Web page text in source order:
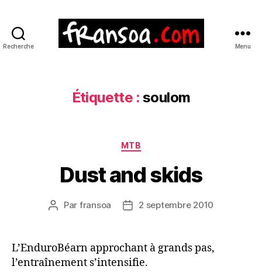
Recherche Menu
Étiquette : soulom
Catégories
MTB
Dust and skids
Auteur
Par fransoa
Date2 septembre 2010
L’EnduroBéarn approchant à grands pas,
l’entraînement s’intensifie.